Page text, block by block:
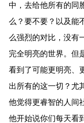
中，去给他所有的同
么？要不要？以及能
么强烈的对比，没有
完全明亮的世界。但
看到了可能更明亮、
出所有的这一切？尤
他觉得更睿智的人间
他开始说你们每天看